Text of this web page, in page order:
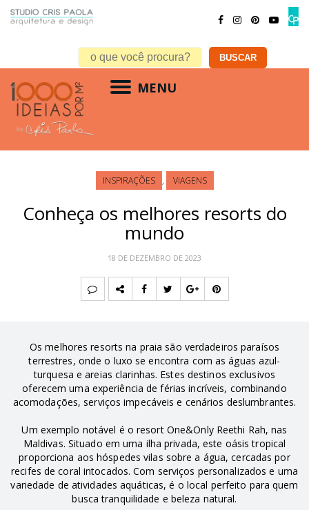
MENU
INSPIRAÇÕES , VIAGENS
Conheça os melhores resorts do
mundo
18 DE DEZEMBRO DE 2023
Os melhores resorts na praia são verdadeiros paraísos
terrestres, onde o luxo se encontra com as águas azul-
turquesa e areias clarinhas. Estes destinos exclusivos
oferecem uma experiência de férias incríveis, combinando
acomodações, serviços impecáveis e cenários deslumbrantes.
Um exemplo notável é o resort One&Only Reethi Rah, nas
Maldivas. Situado em uma ilha privada, este oásis tropical
proporciona aos hóspedes vilas sobre a água, cercadas por
recifes de coral intocados. Com serviços personalizados e uma
variedade de atividades aquáticas, é o local perfeito para quem
busca tranquilidade e beleza natural.